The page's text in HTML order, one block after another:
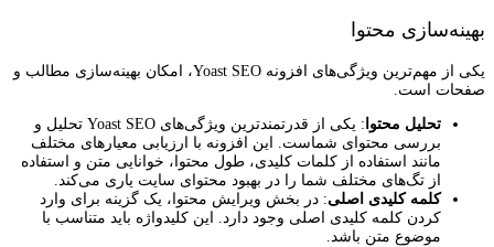
بهینه‌سازی محتوا
یکی از مهم‌ترین ویژگی‌های افزونه Yoast SEO، امکان بهینه‌سازی مطالب و
صفحات است.
تحلیل محتوا
: یکی از قدرتمندترین ویژگی‌های Yoast SEO تحلیل و
بررسی محتوای شماست. این افزونه با ارزیابی معیارهای مختلف
مانند استفاده از کلمات کلیدی، طول محتوا، خوانایی متن و استفاده
از تگ‌های مختلف شما را در بهبود محتوای سایت‌ یاری می‌کند.
کلمه کلیدی اصلی: در بخش ویرایش محتوا، یک گزینه برای وارد
کردن کلمه کلیدی اصلی وجود دارد. این کلیدواژه باید متناسب با
موضوع متن باشد.